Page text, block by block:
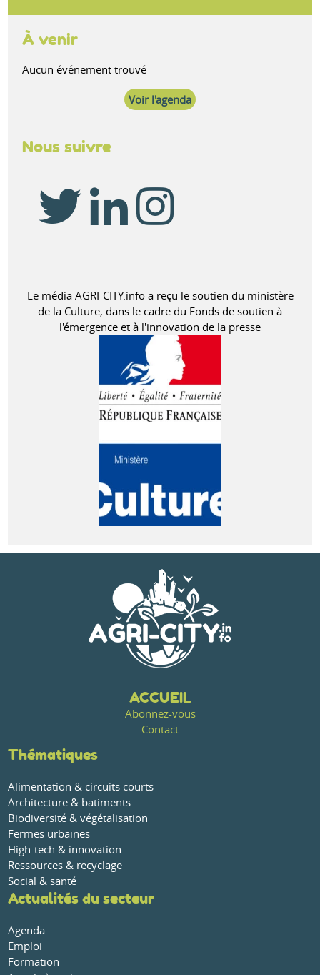
À venir
Aucun événement trouvé
Voir l'agenda
Nous suivre
Le média AGRI-CITY.info a reçu le soutien du ministère
de la Culture, dans le cadre du Fonds de soutien à
l'émergence et à l'innovation de la presse
ACCUEIL
Abonnez-vous
Contact
Thématiques
Alimentation & circuits courts
Architecture & batiments
Biodiversité & végétalisation
Fermes urbaines
High-tech & innovation
Ressources & recyclage
Social & santé
Actualités du secteur
Agenda
Emploi
Formation